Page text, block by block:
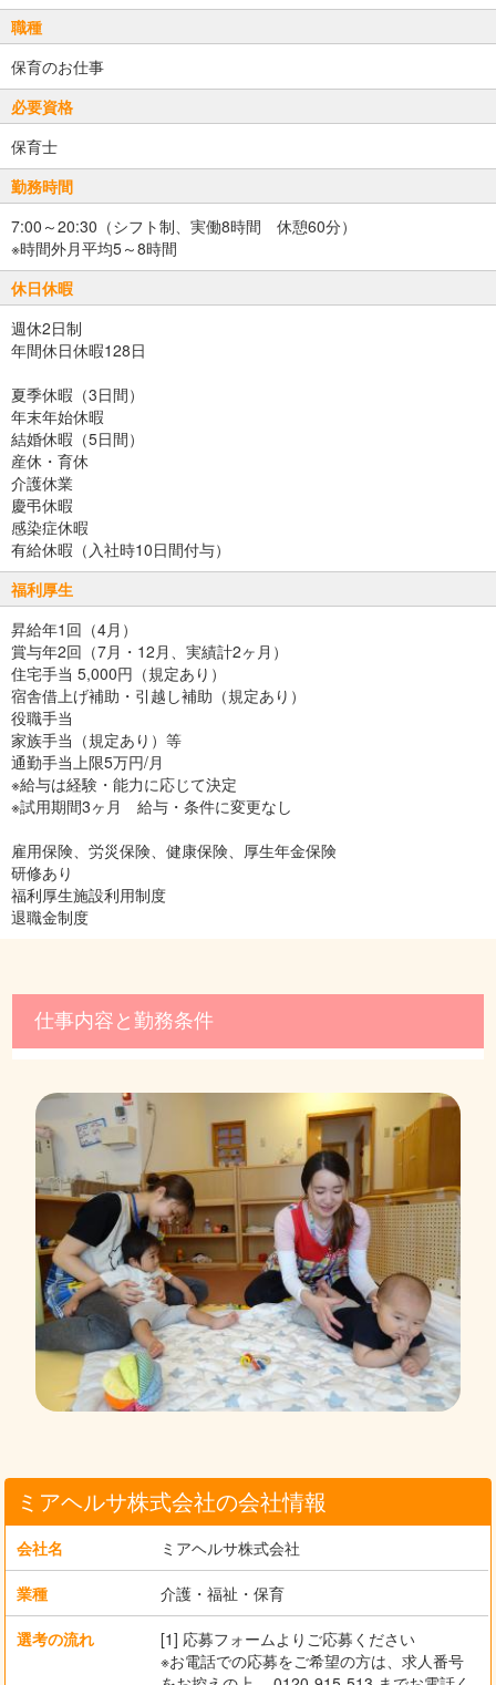
職種
保育のお仕事
必要資格
保育士
勤務時間
7:00～20:30（シフト制、実働8時間 休憩60分）
※時間外月平均5～8時間
休日休暇
週休2日制
年間休日休暇128日
夏季休暇（3日間）
年末年始休暇
結婚休暇（5日間）
産休・育休
介護休業
慶弔休暇
感染症休暇
有給休暇（入社時10日間付与）
福利厚生
昇給年1回（4月）
賞与年2回（7月・12月、実績計2ヶ月）
住宅手当 5,000円（規定あり）
宿舎借上げ補助・引越し補助（規定あり）
役職手当
家族手当（規定あり）等
通勤手当上限5万円/月
※給与は経験・能力に応じて決定
※試用期間3ヶ月 給与・条件に変更なし
雇用保険、労災保険、健康保険、厚生年金保険
研修あり
福利厚生施設利用制度
退職金制度
仕事内容と勤務条件
ミアヘルサ株式会社の会社情報
会社名 ミアヘルサ株式会社
業種 介護・福祉・保育
選考の流れ
[1] 応募フォームよりご応募ください
※お電話での応募をご希望の方は、求人番号